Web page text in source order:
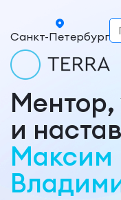
Санкт-Петербург
Ментор,
и
Максим